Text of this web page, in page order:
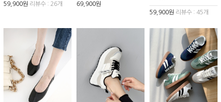
59,900원 리뷰수 : 26개 69,900원
59,900원 리뷰수 : 45개